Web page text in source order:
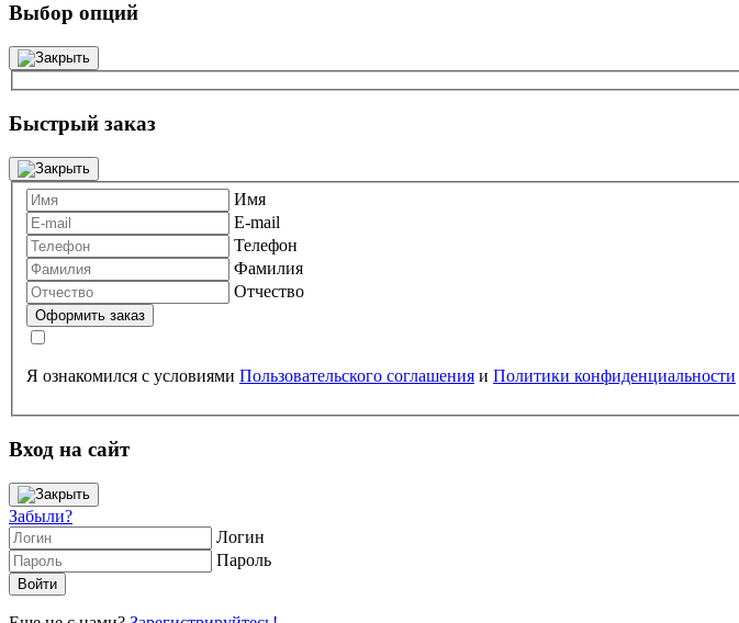
Выбор опций
Быстрый заказ
Имя
E-mail
Телефон
Фамилия
Отчество
Я ознакомился с условиями Пользовательского соглашения и Политики конфиденциальности
Вход на сайт
Забыли?
Логин
Пароль